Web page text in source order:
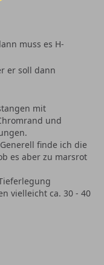
muss es H-
er soll dann
mit
und
finde ich die
es aber zu marsrot
vielleicht ca. 30 - 40